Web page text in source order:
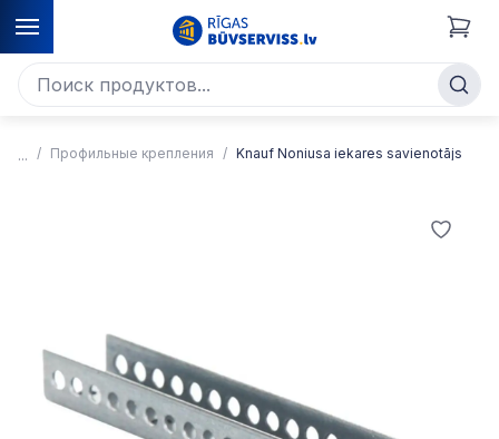
Профильные крепления Knauf Noniusa iekares savienotājs